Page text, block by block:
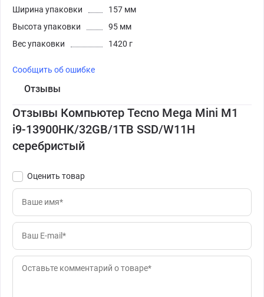
Ширина упаковки
157 мм
Высота упаковки
95 мм
Вес упаковки
1420 г
Сообщить об ошибке
Отзывы
Отзывы Компьютер Tecno Mega Mini M1
i9-13900HK/32GB/1TB SSD/W11H
серебристый
Оценить товар